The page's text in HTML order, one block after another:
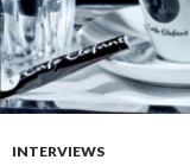
INTERVIEWS